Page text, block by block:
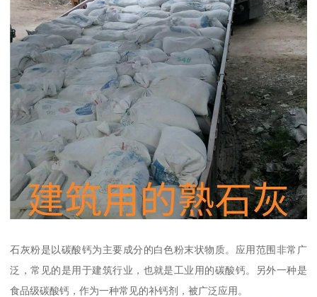
石灰粉是以碳酸钙为主要成分的白色粉末状物质。应用范围非常广
泛，常见的是用于建筑行业，也就是工业用的碳酸钙。另外一种是
食品级碳酸钙，作为一种常见的补钙剂，被广泛应用。